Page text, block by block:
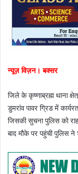
न्यूज़ विज़न। बक्सर
जिले के कृष्णाब्रह्म थाना
डुमरांव पावर ग्रिड में
जिसकी सुचना पुलिस को
बाद मौके पर पहुंची पुलिस